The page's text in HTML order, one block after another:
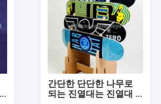
간단한 단단한 나무로
되는 진열대는 진열대 8